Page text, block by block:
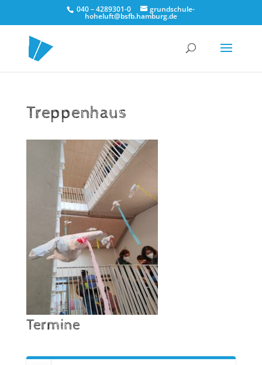
040 – 4289301-0 grundschule-
hoheluft@bsfb.hamburg.de
Treppenhaus
Termine